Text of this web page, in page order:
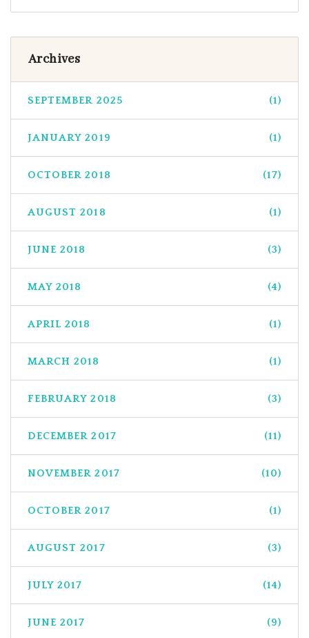
Archives
SEPTEMBER 2025 (1)
JANUARY 2019 (1)
OCTOBER 2018 (17)
AUGUST 2018 (1)
JUNE 2018 (3)
MAY 2018 (4)
APRIL 2018 (1)
MARCH 2018 (1)
FEBRUARY 2018 (3)
DECEMBER 2017 (11)
NOVEMBER 2017 (10)
OCTOBER 2017 (1)
AUGUST 2017 (3)
JULY 2017 (14)
JUNE 2017 (9)